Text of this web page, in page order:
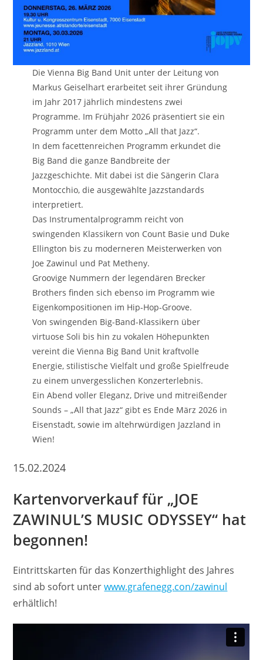
Die Vienna Big Band Unit unter der Leitung von
Markus Geiselhart erarbeitet seit ihrer Gründung
im Jahr 2017 jährlich mindestens zwei
Programme. Im Frühjahr 2026 präsentiert sie ein
Programm unter dem Motto „All that Jazz“.
In dem facettenreichen Programm erkundet die
Big Band die ganze Bandbreite der
Jazzgeschichte. Mit dabei ist die Sängerin Clara
Montocchio, die ausgewählte Jazzstandards
interpretiert.
Das Instrumentalprogramm reicht von
swingenden Klassikern von Count Basie und Duke
Ellington bis zu moderneren Meisterwerken von
Joe Zawinul und Pat Metheny.
Groovige Nummern der legendären Brecker
Brothers finden sich ebenso im Programm wie
Eigenkompositionen im Hip-Hop-Groove.
Von swingenden Big-Band-Klassikern über
virtuose Soli bis hin zu vokalen Höhepunkten
vereint die Vienna Big Band Unit kraftvolle
Energie, stilistische Vielfalt und große Spielfreude
zu einem unvergesslichen Konzerterlebnis.
Ein Abend voller Eleganz, Drive und mitreißender
Sounds – „All that Jazz“ gibt es Ende März 2026 in
Eisenstadt, sowie im altehrwürdigen Jazzland in
Wien!
15.02.2024
Kartenvorverkauf für „JOE
ZAWINUL’S MUSIC ODYSSEY“ hat
begonnen!
Eintrittskarten für das Konzerthighlight des Jahres
sind ab sofort unterwww.grafenegg.con/zawinul
erhältlich!